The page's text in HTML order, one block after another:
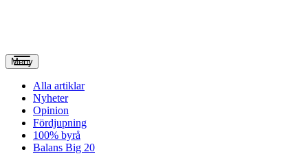
Meny
Alla artiklar
Nyheter
Opinion
Fördjupning
100% byrå
Balans Big 20